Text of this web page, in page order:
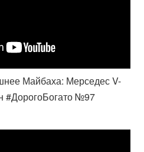
Майбаха: Мерседес V-
#ДорогоБогато №97